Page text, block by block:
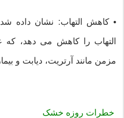
• کاهش التهاب: نشان داده
التهاب را کاهش می دهد، که
مزمن مانند آرتریت، دیابت و
خطرات روزه خشک